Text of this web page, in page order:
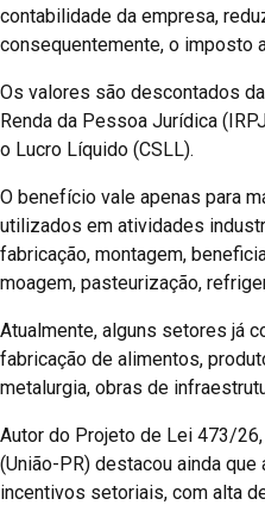
contabilidade da empresa,
consequentemente, o imposto
Os valores são descontados
Renda da Pessoa Jurídica
o Lucro Líquido (CSLL).
O benefício vale apenas para
utilizados em atividades
fabricação, montagem,
moagem, pasteurização,
Atualmente, alguns setores já
fabricação de alimentos,
metalurgia, obras de
Autor do Projeto de Lei 473/
(União-PR) destacou ainda
incentivos setoriais, com alta